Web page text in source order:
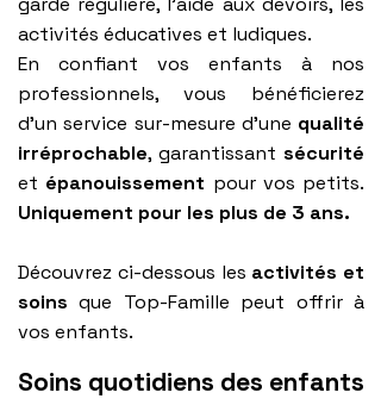
activités éducatives et ludiques.
En confiant vos enfants à nos
professionnels, vous bénéficierez
d'un service sur-mesure d'une qualité
irréprochable, garantissant sécurité
et épanouissement pour vos petits.
Uniquement pour les plus de 3 ans.
Découvrez ci-dessous les activités et
soins que Top-Famille peut offrir à
vos enfants.
Soins quotidiens des enfants